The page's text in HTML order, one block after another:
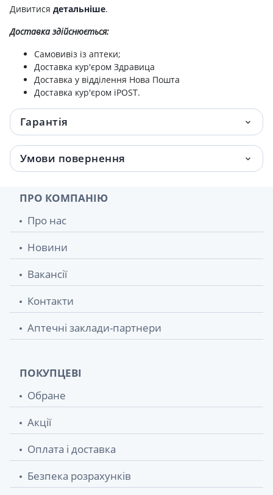
Дивитися детальніше.
Доставка здійснюється:
Самовивіз із аптеки;
Доставка кур'єром Здравица
Доставка у відділення Нова Пошта
Доставка кур'єром iPOST.
Гарантія
Умови повернення
ПРО КОМПАНІЮ
Про нас
Новини
Вакансії
Контакти
Аптечні заклади-партнери
ПОКУПЦЕВІ
Обране
Акції
Оплата і доставка
Безпека розрахунків